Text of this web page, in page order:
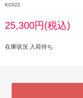
KC022
25,300円(税込)
在庫状況 入荷待ち